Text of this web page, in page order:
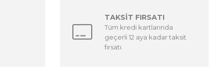
TAKSİT FIRSATI
Tüm kredi kartlarında
geçerli 12 aya kadar taksit
fırsatı.